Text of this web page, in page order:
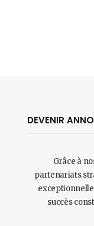
DEVENIR
Grâce à
partenariats
succès